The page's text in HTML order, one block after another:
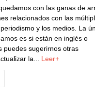
con las ganas de
relacionados con las
y los medios. La
es si están en inglés o
puedes sugerirnos otras
la... Leer+